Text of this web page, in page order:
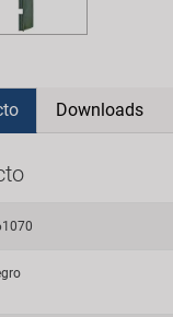
Downloads